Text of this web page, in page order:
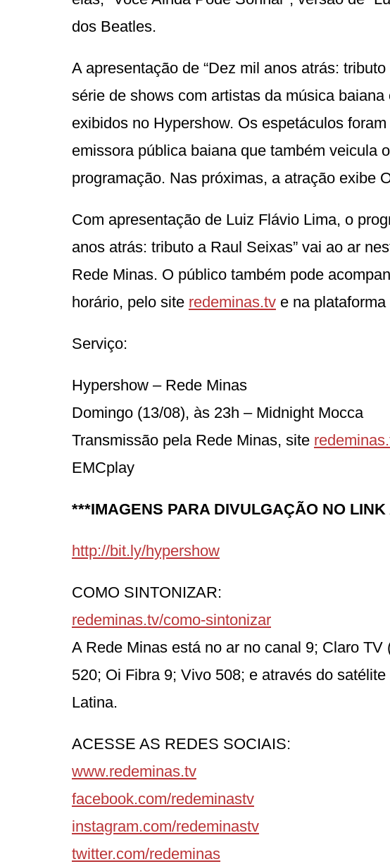
dos Beatles.
A apresentação de “Dez mil anos atrás:
série de shows com artistas da música
exibidos no Hypershow. Os espetáculos
emissora pública baiana que também veicula
programação. Nas próximas, a atração exibe
Com apresentação de Luiz Flávio Lima, o
anos atrás: tributo a Raul Seixas” vai ao ar
Rede Minas. O público também pode
horário, pelo site redeminas.tv e na
Serviço:
Hypershow – Rede Minas
Domingo (13/08), às 23h – Midnight Mocca
Transmissão pela Rede Minas, site
EMCplay
***IMAGENS PARA DIVULGAÇÃO NO
http://bit.ly/hypershow
COMO SINTONIZAR:
redeminas.tv/como-sintonizar
A Rede Minas está no ar no canal 9; Claro
520; Oi Fibra 9; Vivo 508; e através do
Latina.
ACESSE AS REDES SOCIAIS:
www.redeminas.tv
facebook.com/redeminastv
instagram.com/redeminastv
twitter.com/redeminas